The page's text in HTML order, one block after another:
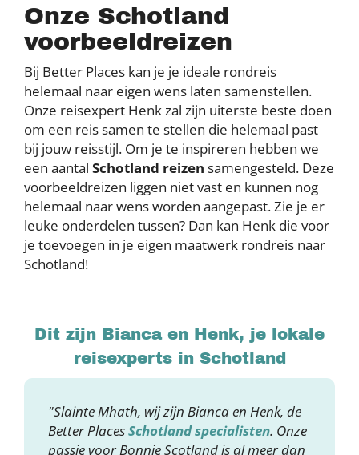
Onze Schotland
voorbeeldreizen
Bij Better Places kan je je ideale rondreis
helemaal naar eigen wens laten samenstellen.
Onze reisexpert Henk zal zijn uiterste beste doen
om een reis samen te stellen die helemaal past
bij jouw reisstijl. Om je te inspireren hebben we
een aantal Schotland reizen samengesteld. Deze
voorbeeldreizen liggen niet vast en kunnen nog
helemaal naar wens worden aangepast. Zie je er
leuke onderdelen tussen? Dan kan Henk die voor
je toevoegen in je eigen maatwerk rondreis naar
Schotland!
Dit zijn Bianca en Henk, je lokale
reisexperts in Schotland
"Slainte Mhath, wij zijn Bianca en Henk, de
Better PlacesSchotland specialisten. Onze
passie voor Bonnie Scotland is al meer dan